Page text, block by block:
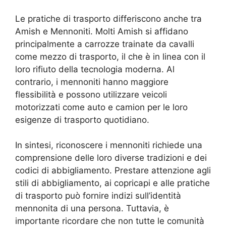
Le pratiche di trasporto differiscono anche tra
Amish e Mennoniti. Molti Amish si affidano
principalmente a carrozze trainate da cavalli
come mezzo di trasporto, il che è in linea con il
loro rifiuto della tecnologia moderna. Al
contrario, i mennoniti hanno maggiore
flessibilità e possono utilizzare veicoli
motorizzati come auto e camion per le loro
esigenze di trasporto quotidiano.
In sintesi, riconoscere i mennoniti richiede una
comprensione delle loro diverse tradizioni e dei
codici di abbigliamento. Prestare attenzione agli
stili di abbigliamento, ai copricapi e alle pratiche
di trasporto può fornire indizi sull’identità
mennonita di una persona. Tuttavia, è
importante ricordare che non tutte le comunità